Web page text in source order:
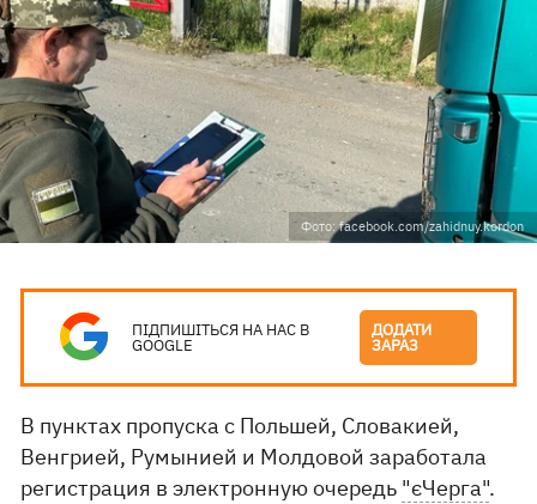
Фото: facebook.com/zahidnuy.kordon
ПІДПИШІТЬСЯ НА НАС В
GOOGLE
ДОДАТИ
ЗАРАЗ
В пунктах пропуска с Польшей, Словакией,
Венгрией, Румынией и Молдовой заработала
регистрация в электронную очередь "єЧерга".